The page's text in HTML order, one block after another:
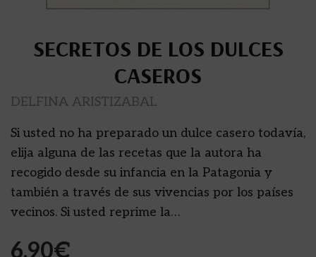
SECRETOS DE LOS DULCES
CASEROS
DELFINA ARISTIZABAL
Si usted no ha preparado un dulce casero todavía,
elija alguna de las recetas que la autora ha
recogido desde su infancia en la Patagonia y
también a través de sus vivencias por los países
vecinos. Si usted reprime la…
6,90€